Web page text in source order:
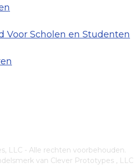
Voor Scholen en Studenten
LLC - Alle rechten voorbehouden.
van Clever Prototypes , LLC